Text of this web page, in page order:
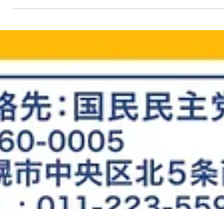
歩さん49歳・新人】を来春行われる予定の
8月5日の党総務会で了承されました。